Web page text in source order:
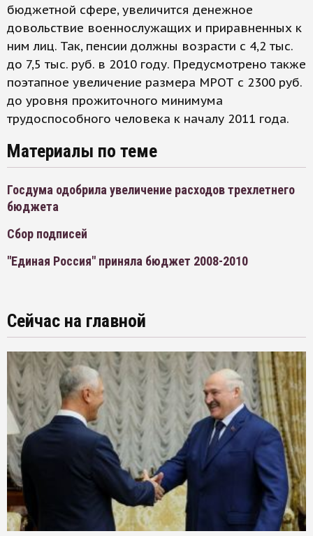
бюджетной сфере, увеличится денежное
довольствие военнослужащих и приравненных к
ним лиц. Так, пенсии должны возрасти с 4,2 тыс.
до 7,5 тыс. руб. в 2010 году. Предусмотрено также
поэтапное увеличение размера МРОТ с 2300 руб.
до уровня прожиточного минимума
трудоспособного человека к началу 2011 года.
Материалы по теме
Госдума одобрила увеличение расходов трехлетнего
бюджета
Сбор подписей
"Единая Россия" приняла бюджет 2008-2010
Сейчас на главной